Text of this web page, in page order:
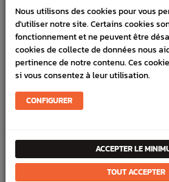
PAIEMENT CB
100% sécurisé, payez en 3x, 4x ou
commande
DÉTAILS DU PRODUIT
LIVRAISON
SCHÉMA CONSTRUCTEUR
Nous utilisons des cookies pour vous
d'utiliser notre site. Certains cookies
fonctionnement et ne peuvent être
cookies de collecte de données nous
pertinence de notre contenu. Ces
si vous consentez à leur utilisation.
CONFIGURER
ACCEPTER LE
TOUT ACCEPTER